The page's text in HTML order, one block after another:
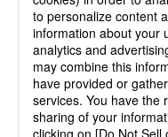
麹町店
〒102-
13 8F［ア
TEL：03-
3116
〒541-